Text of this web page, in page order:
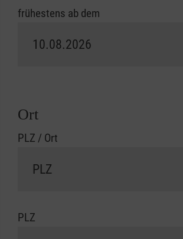
frühestens ab dem
Ort
PLZ / Ort
PLZ